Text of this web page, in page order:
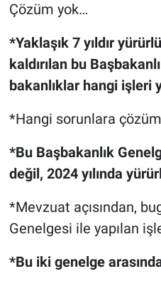
Çözüm yok…
*Yaklaşık 7 yıldır
kaldırılan bu
bakanlıklar hangi işleri
*Hangi sorunlara
*Bu Başbakanlık
değil, 2024 yılında
*Mevzuat açısından,
Genelgesi ile yapılan
*Bu iki genelge